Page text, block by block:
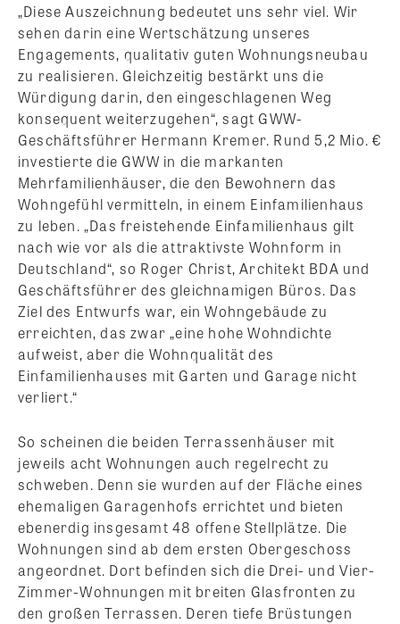
„Diese Auszeichnung bedeutet uns sehr viel. Wir
sehen darin eine Wertschätzung unseres
Engagements, qualitativ guten Wohnungsneubau
zu realisieren. Gleichzeitig bestärkt uns die
Würdigung darin, den eingeschlagenen Weg
konsequent weiterzugehen“, sagt GWW-
Geschäftsführer Hermann Kremer. Rund 5,2 Mio. €
investierte die GWW in die markanten
Mehrfamilienhäuser, die den Bewohnern das
Wohngefühl vermitteln, in einem Einfamilienhaus
zu leben. „Das freistehende Einfamilienhaus gilt
nach wie vor als die attraktivste Wohnform in
Deutschland“, so Roger Christ, Architekt BDA und
Geschäftsführer des gleichnamigen Büros. Das
Ziel des Entwurfs war, ein Wohngebäude zu
erreichten, das zwar „eine hohe Wohndichte
aufweist, aber die Wohnqualität des
Einfamilienhauses mit Garten und Garage nicht
verliert.“
So scheinen die beiden Terrassenhäuser mit
jeweils acht Wohnungen auch regelrecht zu
schweben. Denn sie wurden auf der Fläche eines
ehemaligen Garagenhofs errichtet und bieten
ebenerdig insgesamt 48 offene Stellplätze. Die
Wohnungen sind ab dem ersten Obergeschoss
angeordnet. Dort befinden sich die Drei- und Vier-
Zimmer-Wohnungen mit breiten Glasfronten zu
den großen Terrassen. Deren tiefe Brüstungen